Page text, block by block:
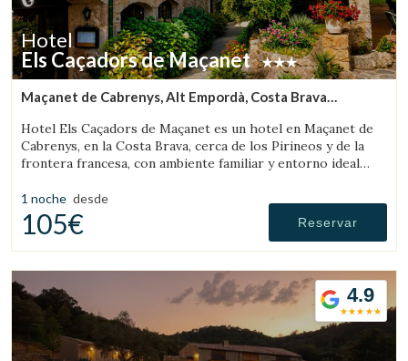
Hotel
Els Caçadors de Maçanet
Maçanet de Cabrenys, Alt Empordà, Costa Brava
Hotel Els Caçadors de Maçanet es un hotel en Maçanet de
Cabrenys, en la Costa Brava, cerca de los Pirineos y de la
frontera francesa, con ambiente familiar y entorno ideal
1 noche desde
105€ Reservar
4.9